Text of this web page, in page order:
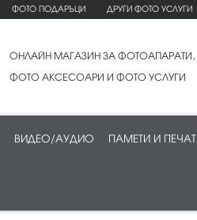
ФОТО ПОДАРЪЦИ ДРУГИ ФОТО УСЛУГИ
ОНЛАЙН МАГАЗИН ЗА ФОТОАПАРАТИ,
ФОТО АКСЕСОАРИ И ФОТО УСЛУГИ
ВИДЕО/АУДИО ПАМЕТИ И ПЕЧАТ